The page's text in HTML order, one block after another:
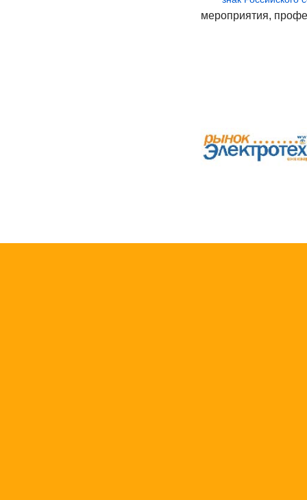
мероприятия,